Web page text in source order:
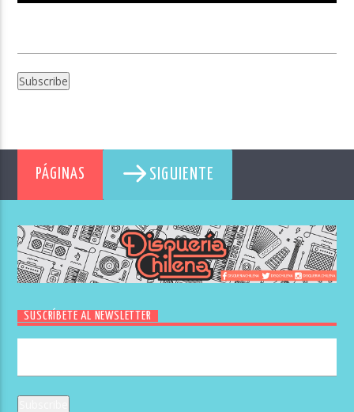
PÁGINAS SIGUIENTE
SUSCRÍBETE AL NEWSLETTER